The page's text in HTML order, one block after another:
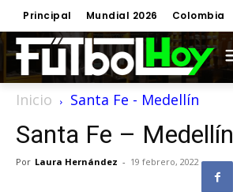
Principal Mundial 2026 Colombia
Inicio Santa Fe - Medellín
Santa Fe – Medellín
Por Laura Hernández - 19 febrero, 2022